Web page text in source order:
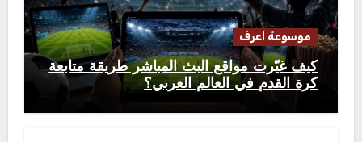
موسوعة اعرف
كيف غيّرت مواقع البث المباشر طريقة متابعة
كرة القدم في العالم العربي؟